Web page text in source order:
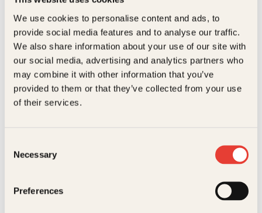
We use cookies to personalise content and ads, to
provide social media features and to analyse our traffic.
We also share information about your use of our site with
our social media, advertising and analytics partners who
may combine it with other information that you’ve
provided to them or that they’ve collected from your use
of their services.
Selection
Necessary
Preferences
nordmannen-vitser
Innbundet 129krLes mer
Vampyrvitser, heksevitser,
monstervitser